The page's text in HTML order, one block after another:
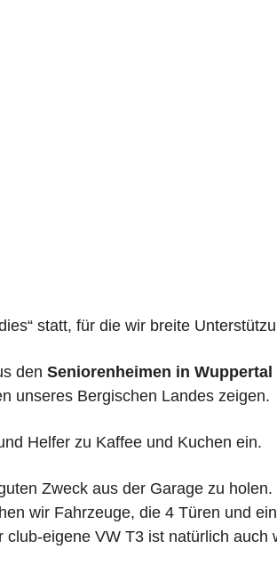
statt, für die wir breite
den Seniorenheimen in Wuppertal
unseres Bergischen Landes zeigen.
Helfer zu Kaffee und Kuchen ein.
Zweck aus der Garage zu
wir Fahrzeuge, die 4 Türen und
eigene VW T3 ist natürlich auch